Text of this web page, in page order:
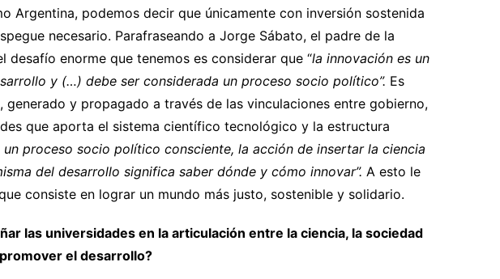
Argentina, podemos decir que únicamente con inversión sostenida
necesario. Parafraseando a Jorge Sábato, el padre de la
desafío enorme que tenemos es considerar que “la innovación es un
y (…) debe ser considerada un proceso socio político”. Es
generado y propagado a través de las vinculaciones entre gobierno,
que aporta el sistema científico tecnológico y la estructura
un proceso socio político consciente, la acción de insertar la ciencia
del desarrollo significa saber dónde y cómo innovar”. A esto le
consiste en lograr un mundo más justo, sostenible y solidario.
las universidades en la articulación entre la ciencia, la sociedad
el desarrollo?